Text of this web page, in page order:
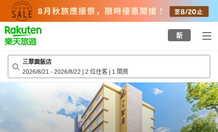
top
page
新
三翠園飯店
2026/8/21 - 2026/8/22 | 2 位住客 | 1 間房